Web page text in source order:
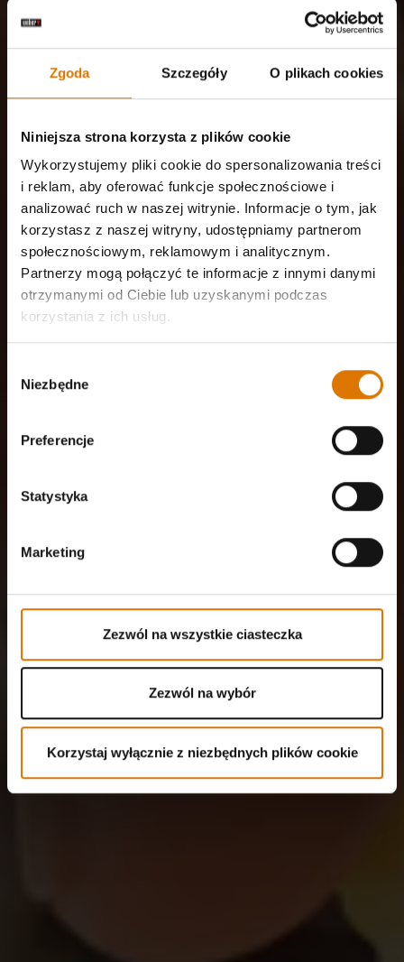
Zgoda Szczegóły O plikach cookies
Niniejsza strona korzysta z plików cookie
Wykorzystujemy pliki cookie do spersonalizowania treści
i reklam, aby oferować funkcje społecznościowe i
analizować ruch w naszej witrynie. Informacje o tym, jak
korzystasz z naszej witryny, udostępniamy partnerom
społecznościowym, reklamowym i analitycznym.
Partnerzy mogą połączyć te informacje z innymi danymi
otrzymanymi od Ciebie lub uzyskanymi podczas
korzystania z ich usług.
zgody
Niezbędne
Preferencje
Statystyka
Marketing
Zezwól na wszystkie ciasteczka
Zezwól na wybór
Korzystaj wyłącznie z niezbędnych plików cookie